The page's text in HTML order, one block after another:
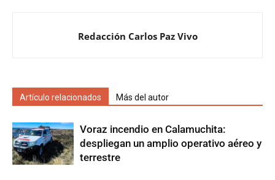
Redacción Carlos Paz Vivo
Artículo relacionados Más del autor
Voraz incendio en Calamuchita:
despliegan un amplio operativo aéreo y
terrestre